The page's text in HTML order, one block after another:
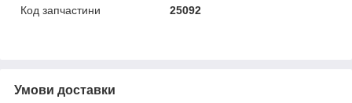
Код запчастини
25092
Умови доставки